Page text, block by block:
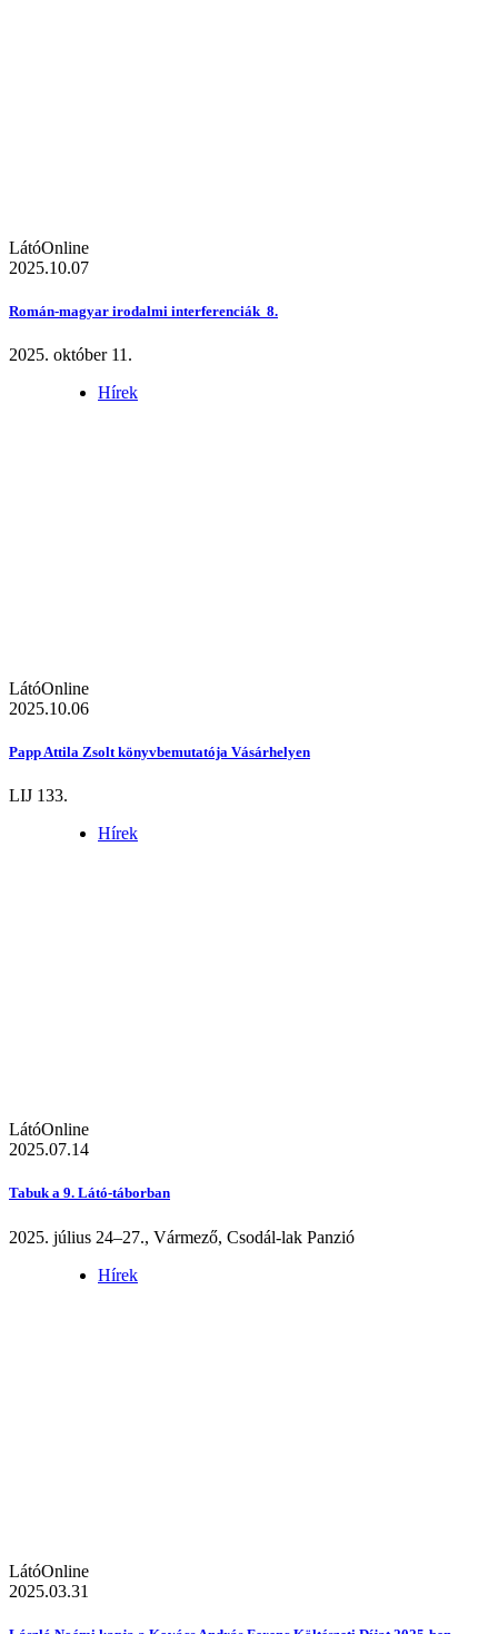
LátóOnline
2025.10.07
Román-magyar irodalmi interferenciák 8.
2025. október 11.
Hírek
LátóOnline
2025.10.06
Papp Attila Zsolt könyvbemutatója Vásárhelyen
LIJ 133.
Hírek
LátóOnline
2025.07.14
Tabuk a 9. Látó-táborban
2025. július 24–27., Vármező, Csodál-lak Panzió
Hírek
LátóOnline
2025.03.31